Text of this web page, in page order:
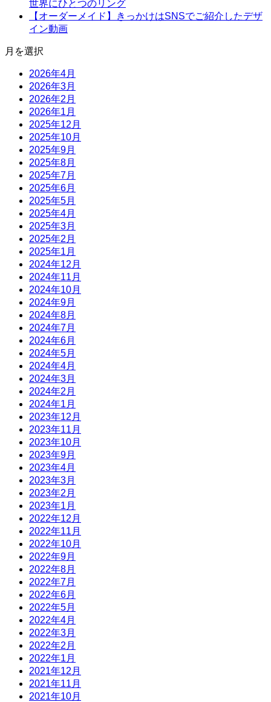
世界にひとつのリング
【オーダーメイド】きっかけはSNSでご紹介したデザ
イン動画
月を選択
2026年4月
2026年3月
2026年2月
2026年1月
2025年12月
2025年10月
2025年9月
2025年8月
2025年7月
2025年6月
2025年5月
2025年4月
2025年3月
2025年2月
2025年1月
2024年12月
2024年11月
2024年10月
2024年9月
2024年8月
2024年7月
2024年6月
2024年5月
2024年4月
2024年3月
2024年2月
2024年1月
2023年12月
2023年11月
2023年10月
2023年9月
2023年4月
2023年3月
2023年2月
2023年1月
2022年12月
2022年11月
2022年10月
2022年9月
2022年8月
2022年7月
2022年6月
2022年5月
2022年4月
2022年3月
2022年2月
2022年1月
2021年12月
2021年11月
2021年10月